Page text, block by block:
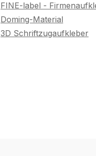
FINE-label -
Doming-Material
3D Schriftzugaufkleber